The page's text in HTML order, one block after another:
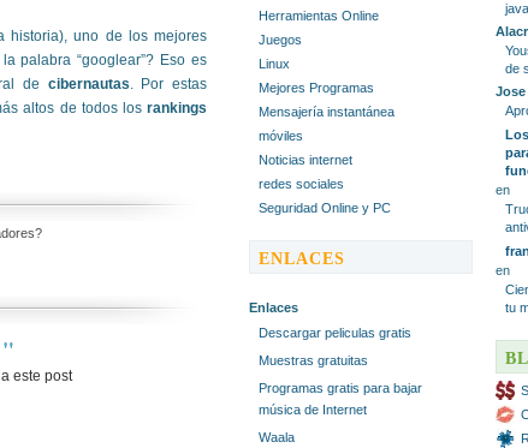
historia), uno de los mejores
palabra “googlear”? Eso es
de cibernautas. Por estas
altos de todos losrankings
"
a este post
Herramientas Online
Juegos
Linux
Mejores Programas
Mensajería instantánea
móviles
Noticias internet
redes sociales
Seguridad Online y PC
ENLACES
Enlaces
Descargar peliculas gratis
Muestras gratuitas
Programas gratis para bajar
música de Internet
Waala
de
Jose
en
fran
en
tu